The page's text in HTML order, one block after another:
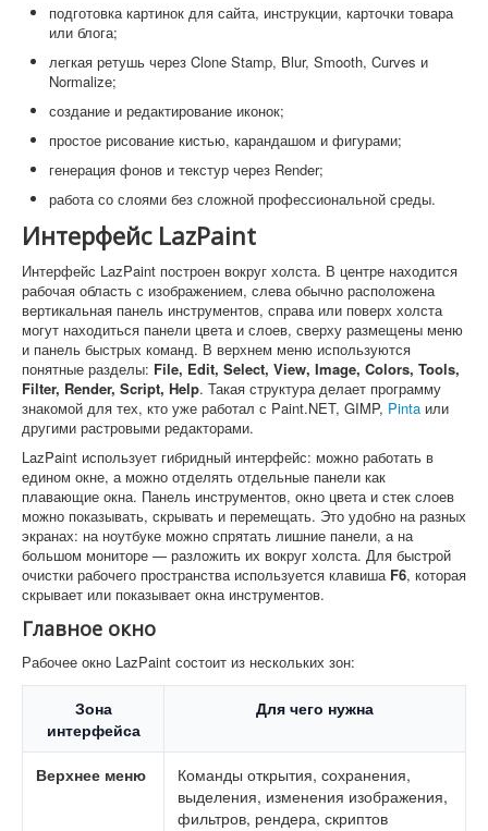
подготовка картинок для сайта, инструкции, карточки товара
или блога;
легкая ретушь через Clone Stamp, Blur, Smooth, Curves и
Normalize;
создание и редактирование иконок;
простое рисование кистью, карандашом и фигурами;
генерация фонов и текстур через Render;
работа со слоями без сложной профессиональной среды.
Интерфейс LazPaint
Интерфейс LazPaint построен вокруг холста. В центре находится
рабочая область с изображением, слева обычно расположена
вертикальная панель инструментов, справа или поверх холста
могут находиться панели цвета и слоев, сверху размещены меню
и панель быстрых команд. В верхнем меню используются
понятные разделы: File, Edit, Select, View, Image, Colors, Tools,
Filter, Render, Script, Help. Такая структура делает программу
знакомой для тех, кто уже работал с Paint.NET, GIMP, Pinta или
другими растровыми редакторами.
LazPaint использует гибридный интерфейс: можно работать в
едином окне, а можно отделять отдельные панели как
плавающие окна. Панель инструментов, окно цвета и стек слоев
можно показывать, скрывать и перемещать. Это удобно на разных
экранах: на ноутбуке можно спрятать лишние панели, а на
большом мониторе — разложить их вокруг холста. Для быстрой
очистки рабочего пространства используется клавиша F6, которая
скрывает или показывает окна инструментов.
Главное окно
Рабочее окно LazPaint состоит из нескольких зон:
Зона
интерфейса
Для чего нужна
Верхнее меню
Команды открытия, сохранения,
выделения, изменения изображения,
фильтров, рендера, скриптов